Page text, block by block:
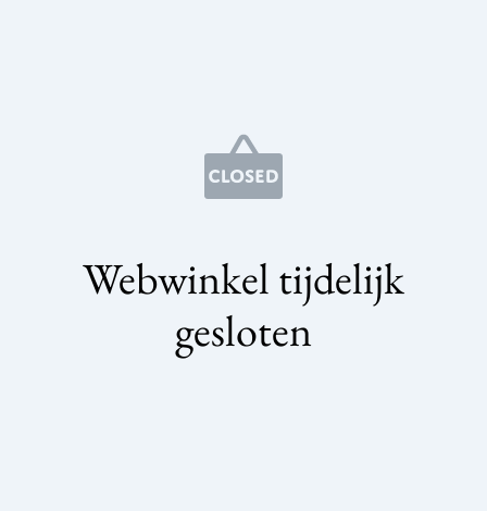
Webwinkel tijdelijk
gesloten